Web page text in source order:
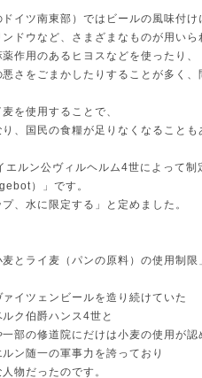
イツ南東部）ではビールの風味付け
ドウなど、さまざまなものが用いら
作用のあるヒヨスなどを使ったり、
さをごまかしたりすることが多く、
を使用することで、
、国民の食糧が足りなくなることも
ルン公ヴィルヘルム4世によって制
）」です。
、水に限定する」と定めました。
とライ麦（パンの原料）の使用制限
イツェンビールを造り続けていた
ク伯爵ハンス4世と
部の修道院にだけは小麦の使用が認
ン随一の軍事力を誇っており
物だったのです。